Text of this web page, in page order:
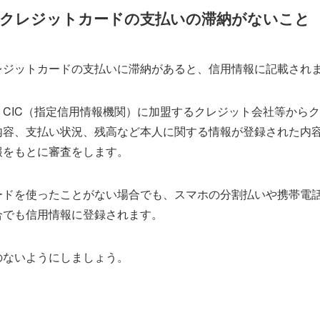
レジットカードの支払いの滞納がないこと
ットカードの支払いに滞納があると、信用情報に記載され
（指定信用情報機関）に加盟するクレジット会社等から
、支払い状況、残高など本人に関する情報が登録された内
もとに審査をします。
を使ったことがない場合でも、スマホの分割払いや携帯電
も信用情報に登録されます。
いようにしましょう。